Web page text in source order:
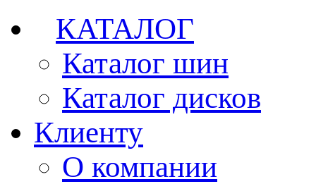
КАТАЛОГ
Каталог шин
Каталог дисков
Клиенту
О компании